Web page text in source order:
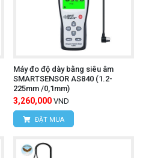
Máy đo độ dày bằng siêu âm
SMARTSENSOR AS840 (1.2-
225mm /0,1mm)
3,260,000 VND
ĐẶT MUA